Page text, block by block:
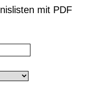
mit PDF